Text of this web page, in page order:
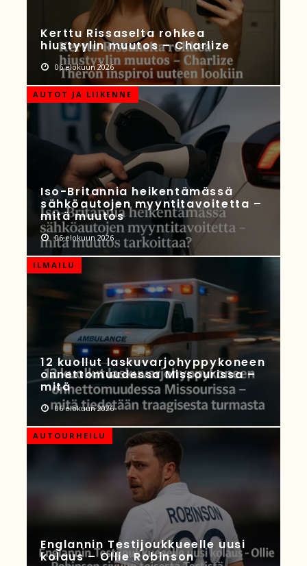
Kerttu Rissaselta rohkea
hiustyylin muutos – Charlize
06 elokuun 2026
AUTOT JA LIIKENNE
Iso-Britannia heikentämässä
sähköautojen myyntitavoitetta –
mitä muutos
06 elokuun 2026
ILMAILU
12 kuollut laskuvarjohyppykoneen
onnettomuudessa Missourissa –
mitä
06 elokuun 2026
AUTOURHEILU
Englannin Testijoukkueelle uusi
kolaus – Ollie Robinson